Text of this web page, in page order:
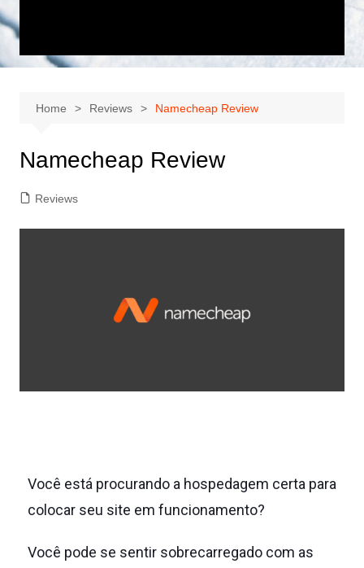
Home Reviews Namecheap Review
Namecheap Review
Reviews
Você está procurando a hospedagem certa para
colocar seu site em funcionamento?
Você pode se sentir sobrecarregado com as